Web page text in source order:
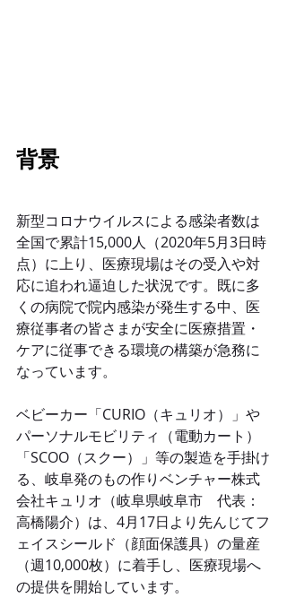
背景
新型コロナウイルスによる感染者数は
全国で累計15,000人（2020年5月3日時
点）に上り、医療現場はその受入や対
応に追われ逼迫した状況です。既に多
くの病院で院内感染が発生する中、医
療従事者の皆さまが安全に医療措置・
ケアに従事できる環境の構築が急務に
なっています。
ベビーカー「CURIO（キュリオ）」や
パーソナルモビリティ（電動カート）
「SCOO（スクー）」等の製造を手掛け
る、岐阜発のもの作りベンチャー株式
会社キュリオ（岐阜県岐阜市　代表：
高橋陽介）は、4月17日より先んじてフ
ェイスシールド（顔面保護具）の量産
（週10,000枚）に着手し、医療現場へ
の提供を開始しています。